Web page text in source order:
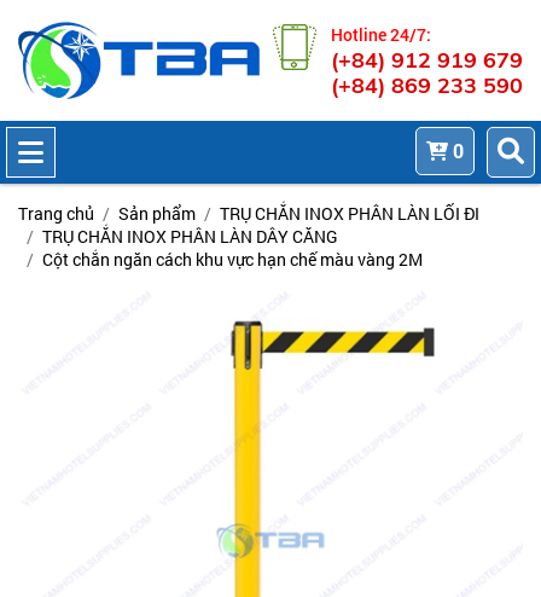
Hotline 24/7:
(+84) 912 919 679
(+84) 869 233 590
0
Trang chủ Sản phẩm
TRỤ CHẮN INOX PHÂN LÀN LỐI ĐI
TRỤ CHẮN INOX PHÂN LÀN DÂY CĂNG
Cột chắn ngăn cách khu vực hạn chế màu vàng 2M